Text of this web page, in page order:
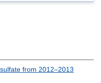
from 2012–2013